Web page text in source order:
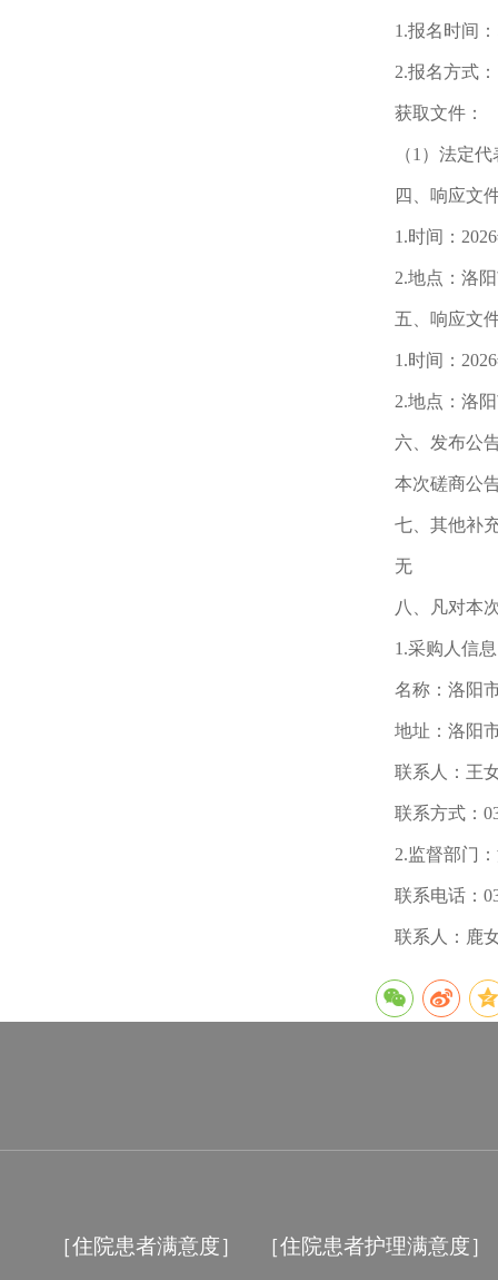
1.报名时间
2.报名方式
获取文件：
（1）法定
四、响应文
1.时间：
2.地点：洛
五、响应文
1.时间：
2.地点：洛
六、发布公
本次磋商公
七、其他补
无
八、凡对本
1.采购人信息
名称：洛阳
地址：洛阳
联系人：王
联系方式：
2.监督部门
联系电话：
联系人：鹿
［住院患者满意度］ ［住院患者护理满意度］